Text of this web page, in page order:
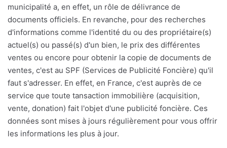
municipalité a, en effet, un rôle de délivrance de
documents officiels. En revanche, pour des recherches
d'informations comme l'identité du ou des propriétaire(s)
actuel(s) ou passé(s) d'un bien, le prix des différentes
ventes ou encore pour obtenir la copie de documents de
ventes, c'est au SPF (Services de Publicité Foncière) qu'il
faut s'adresser. En effet, en France, c'est auprès de ce
service que toute tansaction immobilière (acquisition,
vente, donation) fait l'objet d'une publicité foncière. Ces
données sont mises à jours régulièrement pour vous offrir
les informations les plus à jour.